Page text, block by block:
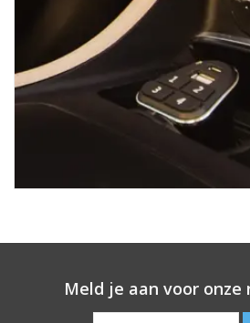
Meld je aan voor onze